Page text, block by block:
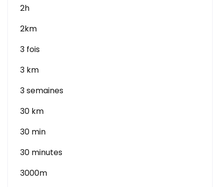
2h
2km
3 fois
3 km
3 semaines
30 km
30 min
30 minutes
3000m